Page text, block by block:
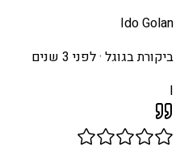
Ido Golan
ביקורת בגוגל ·לפני 3 שנים
I